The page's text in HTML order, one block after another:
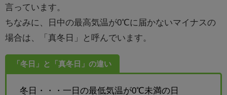
言っています。
ちなみに、日中の最高気温が0℃に届かないマイナスの
場合は、「真冬日」と呼んでいます。
「冬日」と「真冬日」の違い
冬日・・・一日の最低気温が0℃未満の日